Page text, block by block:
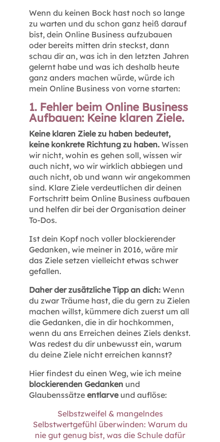
Wenn du keinen Bock hast noch so lange
zu warten und du schon ganz heiß darauf
bist, dein Online Business aufzubauen
oder bereits mitten drin steckst, dann
schau dir an, was ich in den letzten Jahren
gelernt habe und was ich deshalb heute
ganz anders machen würde, würde ich
mein Online Business von vorne starten:
1. Fehler beim Online Business
Aufbauen: Keine klaren Ziele.
Keine klaren Ziele zu haben bedeutet,
keine konkrete Richtung zu haben. Wissen
wir nicht, wohin es gehen soll, wissen wir
auch nicht, wo wir wirklich abbiegen und
auch nicht, ob und wann wir angekommen
sind. Klare Ziele verdeutlichen dir deinen
Fortschritt beim Online Business aufbauen
und helfen dir bei der Organisation deiner
To-Dos.
Ist dein Kopf noch voller blockierender
Gedanken, wie meiner in 2016, wäre mir
das Ziele setzen vielleicht etwas schwer
gefallen.
Daher der zusätzliche Tipp an dich: Wenn
du zwar Träume hast, die du gern zu Zielen
machen willst, kümmere dich zuerst um all
die Gedanken, die in dir hochkommen,
wenn du ans Erreichen deines Ziels denkst.
Was redest du dir unbewusst ein, warum
du deine Ziele nicht erreichen kannst?
Hier findest du einen Weg, wie ich meine
blockierenden Gedanken und
Glaubenssätzeentlarveund auflöse:
Selbstzweifel & mangelndes
Selbstwertgefühl überwinden: Warum du
nie gut genug bist, was die Schule dafür